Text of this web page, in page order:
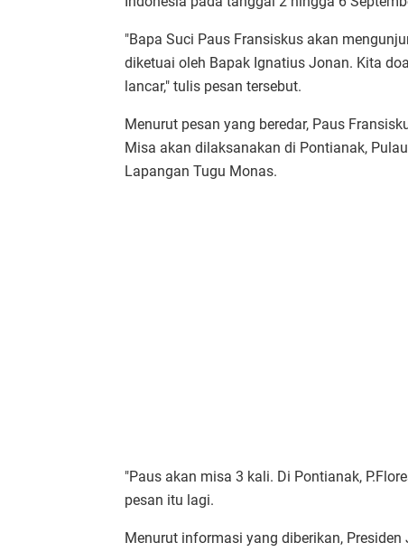
"Bapa Suci Paus Fransiskus akan
diketuai oleh Bapak Ignatius Jonan. Kita
lancar," tulis pesan tersebut.
Menurut pesan yang beredar, Paus
Misa akan dilaksanakan di Pontianak,
Lapangan Tugu Monas.
"Paus akan misa 3 kali. Di Pontianak,
pesan itu lagi.
Menurut informasi yang diberikan,